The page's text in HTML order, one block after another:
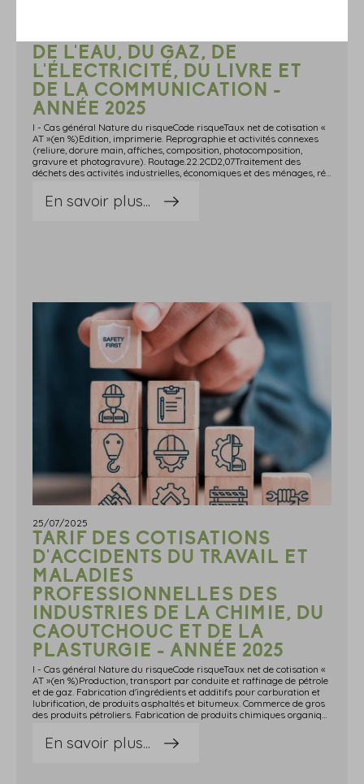
DE L'EAU, DU GAZ, DE
L'ÉLECTRICITÉ, DU LIVRE ET
DE LA COMMUNICATION -
ANNÉE 2025
I - Cas général Nature du risqueCode risqueTaux net de cotisation «
AT »(en %)Edition, imprimerie. Reprographie et activités connexes
(reliure, dorure main, affiches, composition, photocomposition,
gravure et photogravure). Routage.22.2CD2,07Traitement des
déchets des activités industrielles, économiques et des ménages,
En savoir plus...
25/07/2025
TARIF DES COTISATIONS
D'ACCIDENTS DU TRAVAIL ET
MALADIES
PROFESSIONNELLES DES
INDUSTRIES DE LA CHIMIE, DU
CAOUTCHOUC ET DE LA
PLASTURGIE - ANNÉE 2025
I - Cas général Nature du risqueCode risqueTaux net de cotisation «
AT »(en %)Production, transport par conduite et raffinage de pétrole
et de gaz. Fabrication d'ingrédients et additifs pour carburation et
lubrification, de produits asphaltés et bitumeux. Commerce de gros
des produits pétroliers. Fabrication de produits chimiques organiques de base. Fabrication de caoutchoucs synthétiques, d'élastomères, de matières plastiques.11.1ZC1,88Production et transformation de matières nucléaires.23.3ZA1,36Fabrication de produits chimiques minéraux et inorganiques, organiques de synthèse ou dérivés du bois, de produits azotés et d'engrais, d'abrasifs, de pigments, colorants, émaux, de produits photographiques, d'électrodes. Métallurgie de l'aluminium, des ferro-alliages et métaux légers. Electrométallurgie, électrochimie. Dénaturation d'éthanol.24.1GN3,78Fabrication de peintures, vernis, colles, encres, mastics. Fabrication de gélatines et de leurs dérivés. Fabrication de produits d'entretien. Fabrication d'explosifs, d'articles de pyrotechnie, de poudres propulsives.24.3ZC2,26Fabrication de préparations pharmaceutiques, de cosmétiques et de parfums. Fabrication et transformation d'extraits de végétaux, d'algues, bois résineux. Fabrication de produits de base pour détergents, de produits détergents, de pesticides et de biocides. Fabrication et traitement chimique de corps gras.24.4CC1,41Fabrication d'articles en caoutchouc naturel ou synthétique à partir d'élastomères secs ou sous forme latex ou en solution.25.1AC2,63Fabrication, assemblage d'articles et pièces en matières plastiques, y compris composites.25.2HK3,10Chimie expert. Laboratoires de recherches chimiques.73.1ZB1,36II - Industries de la chimie, du caoutchouc et de la plasturgie des départements du Haut-Rhin, du Bas-Rhin et de la MoselleNature du risqueCode risqueTaux net de cotisation « AT »(en %)Groupe 11,29Production et transformation de matières nucléaires.23.3ZAFabrication de peintures, vernis, colles, encres, mastics. Fabrication de gélatines et de leurs dérivés. Fabrication de produits d'entretien. Fabrication d'explosifs, d'articles de pyrotechnie, de poudres propulsives.24.3ZCFabrication de préparations pharmaceutiques, de cosmétiques et de parfums. Fabrication et transformation d'extraits de végétaux, d'algues, bois résineux. Fabrication de produits de base pour détergents, de produits détergents, de pesticides et de biocides. Fabrication et traitement chimique de corps gras.24.4CCChimie expert. Laboratoires de recherches chimiques.73.1ZBGroupe 23.27Production, transport par conduite et raffinage de pétrole et de gaz. Fabrication d'ingrédients et additifs pour carburation et lubrification, de produits asphaltés et bitumeux. Commerce de gros des produits pétroliers. Fabrication de produits chimiques organiques de base. Fabrication de caoutchoucs synthétiques, d'élastomères, de matières plastiques. 11.1ZCFabrication de produits chimiques minéraux et inorganiques, organiques de synthèse ou dérivés du bois, de produits azotés et d'engrais, d'abrasifs, de pigments, colorants, émaux, de produits photographiques, d'électrodes. Métallurgie de l'aluminium, des ferro-alliages et métaux légers. Electrométallurgie, électrochimie. Dénaturation d'éthanol.24.1GNFabrication d'articles en caoutchouc naturel ou synthétique à partir d'élastomères secs ou sous forme latex ou en solution.25.1ACFabrication, assemblage d'articles et pièces en matières plastiques, y compris composites.25.2HK Source : Arrêté du 29 avril 2025 relatif à la tarification des risques d'accidents du travail et de maladies professionnelles pour l'année 2025
En savoir plus...